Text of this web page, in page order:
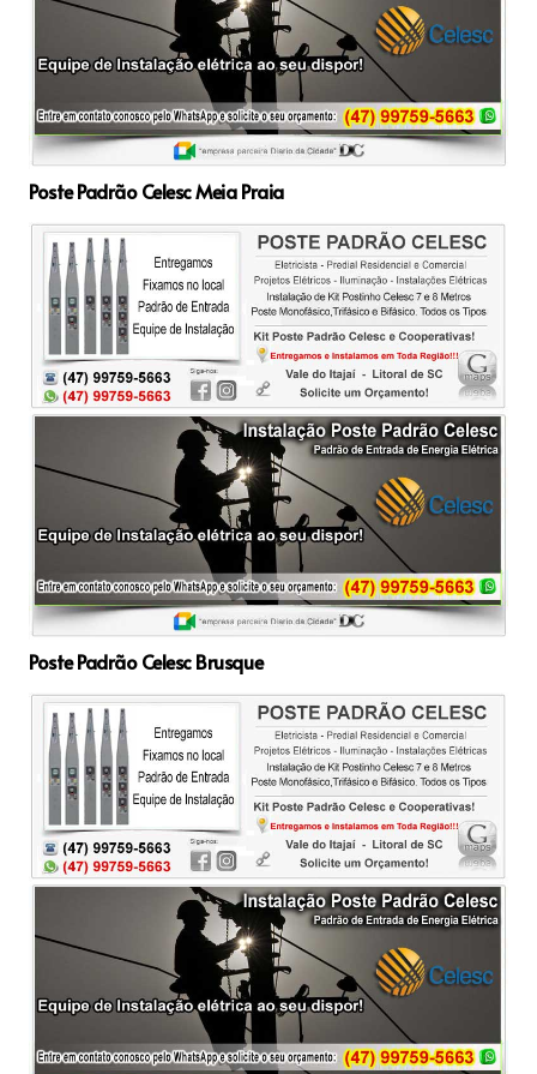
Poste Padrão Celesc Meia Praia
Poste Padrão Celesc Brusque